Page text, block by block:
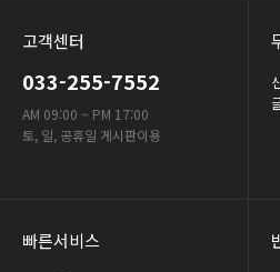
고객센터
033-255-7552
AM 09:00 ~ PM 17:00
토, 일, 공휴일 게시판이용
빠른서비스